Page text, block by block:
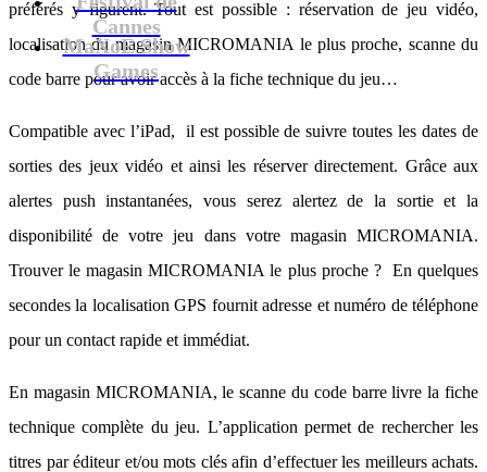
Cannes
MaXoE Show
Games
préférés y figurent. Tout est possible : réservation de jeu vidéo,
localisation du magasin MICROMANIA le plus proche, scanne du
code barre pour avoir accès à la fiche technique du jeu…
Compatible avec l’iPad, il est possible de suivre toutes les dates de
sorties des jeux vidéo et ainsi les réserver directement. Grâce aux
alertes push instantanées, vous serez alertez de la sortie et la
disponibilité de votre jeu dans votre magasin MICROMANIA.
Trouver le magasin MICROMANIA le plus proche ? En quelques
secondes la localisation GPS fournit adresse et numéro de téléphone
pour un contact rapide et immédiat.
En magasin MICROMANIA, le scanne du code barre livre la fiche
technique complète du jeu. L’application permet de rechercher les
titres par éditeur et/ou mots clés afin d’effectuer les meilleurs achats.